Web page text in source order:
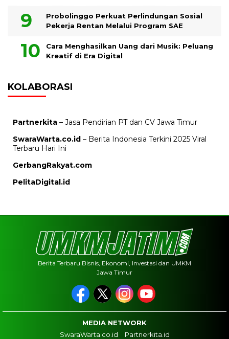
Probolinggo Perkuat Perlindungan Sosial
Pekerja Rentan Melalui Program SAE
Cara Menghasilkan Uang dari Musik: Peluang
Kreatif di Era Digital
KOLABORASI
Partnerkita – Jasa Pendirian PT dan CV Jawa Timur
SwaraWarta.co.id – Berita Indonesia Terkini 2025 Viral
Terbaru Hari Ini
GerbangRakyat.com
PelitaDigital.id
Berita Terbaru Bisnis, Ekonomi, Investasi dan UMKM
Jawa Timur
MEDIA NETWORK
SwaraWarta.co.id
Partnerkita.id